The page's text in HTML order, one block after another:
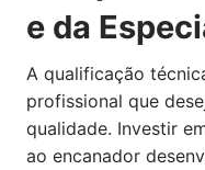
e da
A qualificação
profissional que
qualidade. Investir
ao encanador